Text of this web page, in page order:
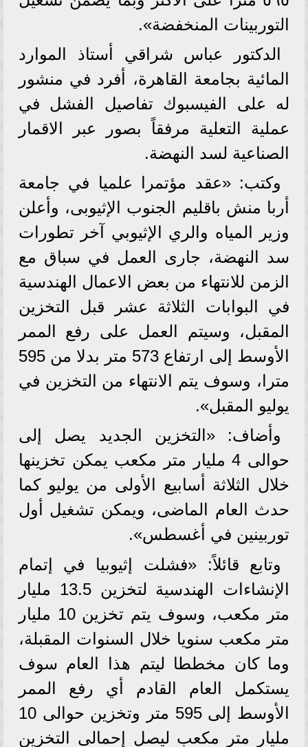
التوربينات المنخفضة».
الدكتور عباس شراقي أستاذ الموارد
المائية بجامعة القاهرة، أفرد في منشور
له على الفيسبوك تفاصيل الفشل في
عملية التعلية مرفقاً بصور عبر الاقمار
الصناعية لسد النهضة.
وكتب: «عقد مؤتمرا علميا في جامعة
أربا منش باقليم الجنوب الإثيوبى، وأعلن
وزير المياه والري الإثيوبي آخر تطورات
سد النهضة، جارى العمل في سباق مع
الزمن للانتهاء من بعض الاعمال الهندسية
في البوابات الثلاثة عشر قبل التخزين
المقبل، وسيتم العمل على رفع الممر
الأوسط إلى ارتفاع 573 متر بدلا من 595
مترا، وسوف يتم الانتهاء من التخزين في
يوليو المقبل».
وأضاف: «التخزين الجديد يصل إلى
حوالى 4 مليار متر مكعب يمكن تخزينها
خلال الثلاثة أسابيع الأولى من يوليو كما
حدث العام الماضى، ويمكن تشغيل أول
توربينين في أغسطس».
وتابع قائلاً: «فشلت إثيوبيا في إتمام
الإنشاءات الهندسية لتخزين 13.5 مليار
متر مكعب، وسوف يتم تخزين 10 مليار
متر مكعب سنويا خلال السنوات المقبلة،
وما كان مخططا ليتم هذا العام سوف
يستكمل العام القادم أي رفع الممر
الأوسط إلى 595 متر وتخزين حوالى 10
مليار متر مكعب ليصل إحمالى التخزين